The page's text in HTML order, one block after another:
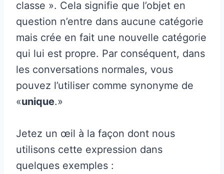
classe ». Cela signifie que l’objet en
question n’entre dans aucune catégorie
mais crée en fait une nouvelle catégorie
qui lui est propre. Par conséquent, dans
les conversations normales, vous
pouvez l’utiliser comme synonyme de
«unique.»
Jetez un œil à la façon dont nous
utilisons cette expression dans
quelques exemples :